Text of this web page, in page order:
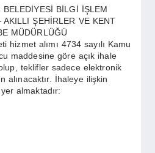
BİLGİ İŞLEM
AKILLI ŞEHİRLER VE KENT
MÜDÜRLÜĞÜ
hizmet alımı 4734 sayılı Kamu
maddesine göre açık ihale
teklifler sadece elektronik
alınacaktır. İhaleye ilişkin
almaktadır: